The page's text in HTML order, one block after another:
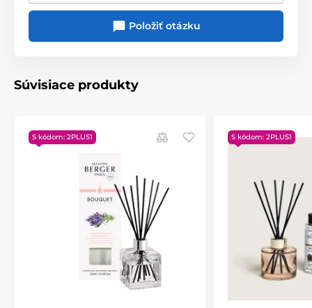
Video návod pre použitie difuzéra
Položiť otázku
Súvisiace produkty
S kódom: 2PLUS1 S kódom: 2PLUS1